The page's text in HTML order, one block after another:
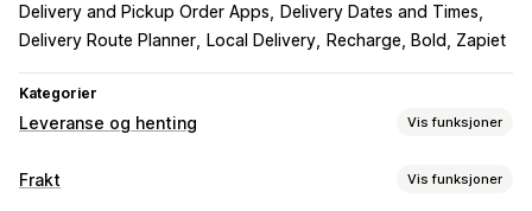
Delivery and Pickup Order Apps
Delivery Dates and Times
Delivery Route Planner
Local Delivery Recharge, Bold, Zapiet
Kategorier
Leveranse og henting Vis funksjoner
Leveringsalternativer
Frakt Vis funksjoner